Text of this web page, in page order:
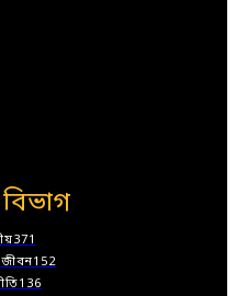
371
152
136